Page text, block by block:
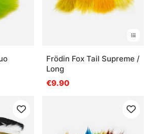
Frödin Fox Tail Supreme /
Long
€9.90